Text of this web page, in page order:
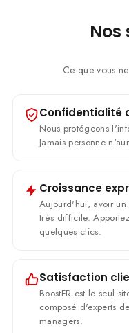
Ce que vous
Confidentialité
Nous protégeons
Jamais personne
Croissance
Aujourd'hui, avoir un
très difficile.
quelques clics.
Satisfaction
BoostFR est le seul
composé d'experts
managers.